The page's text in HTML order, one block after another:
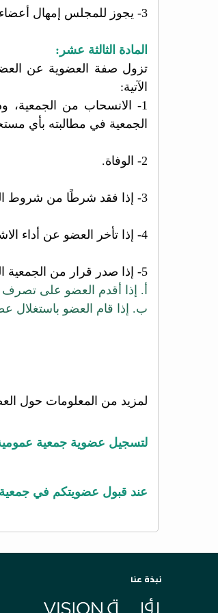
3- يجوز للمجلس إمهال أعضاء الجمعية غير المسددين إلى موعد انعقاد أقرب جمعية عمومية.
المادة الثالثة عشر:
تزول صفة العضوية عن
الآتية:
1- الانسحاب من الجمعية، وذلك بناء على طلب خطي يقدمه العضو إلى مجلس الإدارة، ولا يحول ذلك دون حق
الجمعية في مطالبته بأي
2- الوفاة.
3- إذا فقد شرطًا من شروط العضوية
4- إذا تأخر العضو عن أداء الاشتراك عن موعد استحقاقه وفقًا لما ورد في المادة (الثانية عشر).
5- إذا صدر قرار من الجمعية العمومية بسحب العضوية، وذلك في أي من الحالات الآتية:
أ. إذا أقدم العضو على تصرف
ب. إذا قام العضو
لمزيد من المعلومات حول
لتسجيل عضوية جمعية عمومية
عند قبول عضويتكم في جمعية
نبذة عنا